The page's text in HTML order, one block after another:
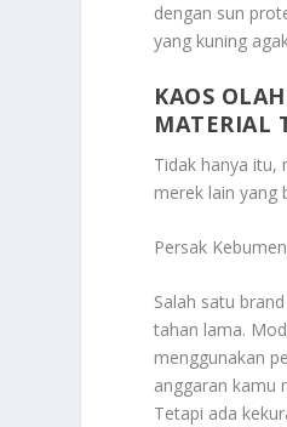
dengan sun
yang kuning
KAOS
MATERIAL
Tidak hanya itu,
merek lain yang
Persak Kebumen
Salah satu
tahan lama.
menggunakan
anggaran kamu
Tetapi ada